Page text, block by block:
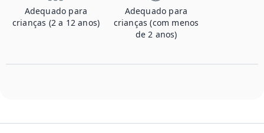
Adequado para
crianças (2 a 12 anos)
Adequado para
crianças (com menos
de 2 anos)